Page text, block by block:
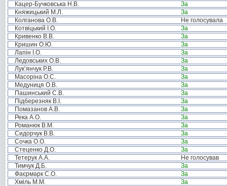
Кацер-Бучковська Н.В.
За
Княжицький М.Л.
За
Колганова О.В.
Не голосувала
Котвіцький І.О.
За
Кривенко В.В.
За
Кришин О.Ю.
За
Лапін І.О.
За
Ледовських О.В.
За
Лук’янчук Р.В.
За
Масоріна О.С.
За
Медуниця О.В.
За
Пашинський С.В.
За
Підберезняк В.І.
За
Помазанов А.В.
За
Река А.О.
За
Романюк В.М.
За
Сидорчук В.В.
За
Сочка О.О.
За
Стеценко Д.О.
За
Тетерук А.А.
Не голосував
Тимчук Д.Б.
За
Фаєрмарк С.О.
За
Хміль М.М.
За